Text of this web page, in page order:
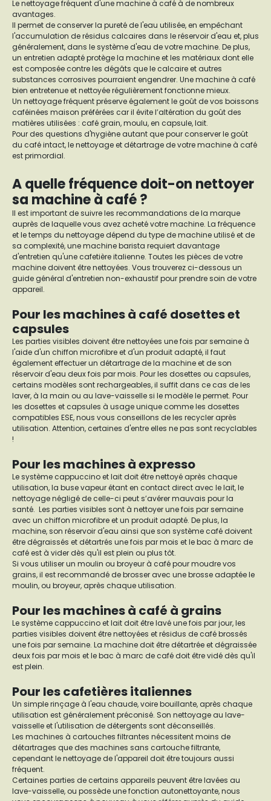
Le nettoyage fréquent d'une machine à café à de nombreux
avantages.
Il permet de conserver la pureté de l'eau utilisée, en empêchant
l'accumulation de résidus calcaires dans le réservoir d'eau et, plus
généralement, dans le système d'eau de votre machine. De plus,
un entretien adapté protège la machine et les matériaux dont elle
est composée contre les dégâts que le calcaire et autres
substances corrosives pourraient engendrer. Une machine à café
bien entretenue et nettoyée régulièrement fonctionne mieux.
Un nettoyage fréquent préserve également le goût de vos boissons
caféinées maison préférées car il évite l’altération du goût des
matières utilisées : café grain, moulu, en capsule, lait.
Pour des questions d'hygiène autant que pour conserver le goût
du café intact, le nettoyage et détartrage de votre machine à café
est primordial.
A quelle fréquence doit-on nettoyer
sa machine à café ?
Il est important de suivre les recommandations de la marque
auprès de laquelle vous avez acheté votre machine. La fréquence
et le temps du nettoyage dépend du type de machine utilisé et de
sa complexité, une machine barista requiert davantage
d'entretien qu'une cafetière italienne. Toutes les pièces de votre
machine doivent être nettoyées. Vous trouverez ci-dessous un
guide général d'entretien non-exhaustif pour prendre soin de votre
appareil.
Pour les machines à café dosettes et
capsules
Les parties visibles doivent être nettoyées une fois par semaine à
l'aide d'un chiffon microfibre et d'un produit adapté, il faut
également effectuer un détartrage de la machine et de son
réservoir d'eau deux fois par mois. Pour les dosettes ou capsules,
certains modèles sont rechargeables, il suffit dans ce cas de les
laver, à la main ou au lave-vaisselle si le modèle le permet. Pour
les dosettes et capsules à usage unique comme les dosettes
compatibles ESE, nous vous conseillons de les recycler après
utilisation. Attention, certaines d'entre elles ne pas sont recyclables
!
Pour les machines à expresso
Le système cappuccino et lait doit être nettoyé après chaque
utilisation, la buse vapeur étant en contact direct avec le lait, le
nettoyage négligé de celle-ci peut s’avérer mauvais pour la
santé. Les parties visibles sont à nettoyer une fois par semaine
avec un chiffon microfibre et un produit adapté. De plus, la
machine, son réservoir d'eau ainsi que son système café doivent
être dégraissés et détartrés une fois par mois et le bac à marc de
café est à vider dès qu'il est plein ou plus tôt.
Si vous utiliser un moulin ou broyeur à café pour moudre vos
grains, il est recommandé de brosser avec une brosse adaptée le
moulin, ou broyeur, après chaque utilisation.
Pour les machines à café à grains
Le système cappuccino et lait doit être lavé une fois par jour, les
parties visibles doivent être nettoyées et résidus de café brossés
une fois par semaine. La machine doit être détartrée et dégraissée
deux fois par mois et le bac à marc de café doit être vidé dès qu'il
est plein.
Pour les cafetières italiennes
Un simple rinçage à l'eau chaude, voire bouillante, après chaque
utilisation est généralement préconisé. Son nettoyage au lave-
vaisselle et l'utilisation de détergents sont déconseillés.
Les machines à cartouches filtrantes nécessitent moins de
détartrages que des machines sans cartouche filtrante,
cependant le nettoyage de l'appareil doit être toujours aussi
fréquent.
Certaines parties de certains appareils peuvent être lavées au
lave-vaisselle, ou possède une fonction autonettoyante, nous